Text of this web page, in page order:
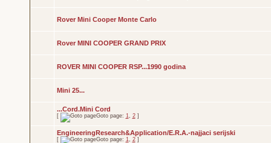
Rover Mini Cooper Monte Carlo
Rover MINI COOPER GRAND PRIX
ROVER MINI COOPER RSP...1990 godina
Mini 25...
...Cord.Mini Cord
[ Goto page: 1, 2]
EngineeringResearch&Application/E.R.A.-najjaci serijski
[ Goto page: 1, 2]